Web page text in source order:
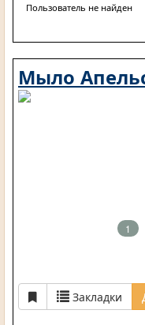
Пользователь не найден
Мыло
1
Закладки